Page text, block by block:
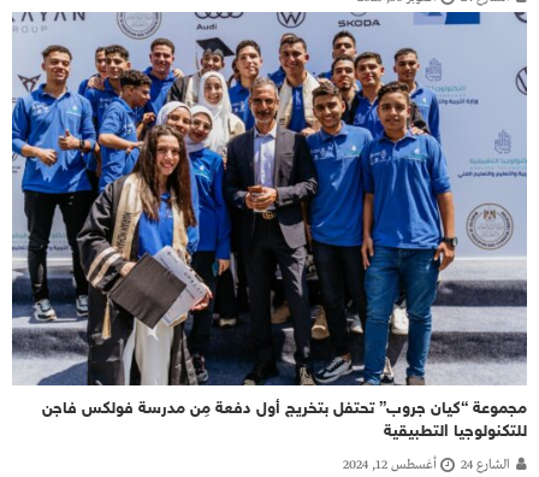
مجموعة “كيان جروب” تحتفل بتخريج أول دفعة مِن مدرسة فولكس فاجن
للتكنولوجيا التطبيقية
الشارع 24 أغسطس 12, 2024